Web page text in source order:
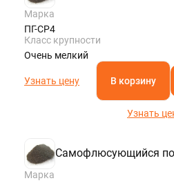
Марка
ПГ-СР4
Класс крупности
Очень мелкий
Узнать цену В корзину
Узнать
Самофлюсующийся
Марка